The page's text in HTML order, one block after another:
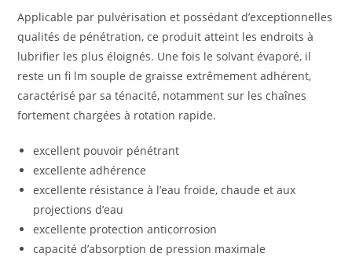
Applicable par pulvérisation et possédant d’exceptionnelles
qualités de pénétration, ce produit atteint les endroits à
lubrifier les plus éloignés. Une fois le solvant évaporé, il
reste un fi lm souple de graisse extrêmement adhérent,
caractérisé par sa ténacité, notamment sur les chaînes
fortement chargées à rotation rapide.
excellent pouvoir pénétrant
excellente adhérence
excellente résistance à l’eau froide, chaude et aux
projections d’eau
excellente protection anticorrosion
capacité d’absorption de pression maximale